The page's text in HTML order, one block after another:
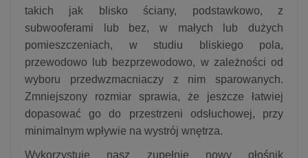
takich jak blisko ściany, podstawkowo, z
subwooferami lub bez, w małych lub dużych
pomieszczeniach, w studiu bliskiego pola,
przewodowo lub bezprzewodowo, w zależności od
wyboru przedwzmacniaczy z nim sparowanych.
Zmniejszony rozmiar sprawia, że ​​jeszcze łatwiej
dopasować go do przestrzeni odsłuchowej, przy
minimalnym wpływie na wystrój wnętrza.
Wykorzystuje nasz zupełnie nowy głośnik